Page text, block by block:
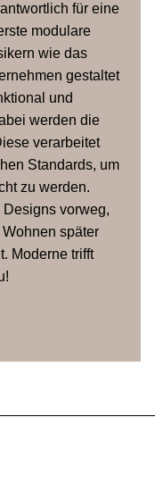
für eine
modulare
wie das
gestaltet
und
werden die
verarbeitet
Standards, um
zu werden.
vorweg,
später
Moderne trifft